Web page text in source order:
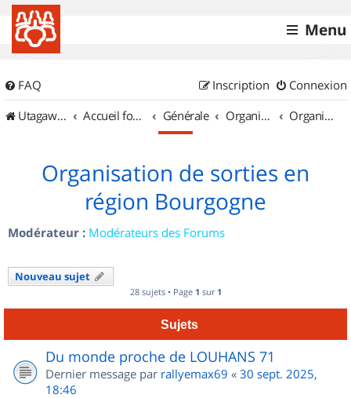
Menu
FAQ Connexion
Inscription
UtagawaVTT (Randos VTT et VTTAE avec traces GPS)
Accueil forum Générale Organisation de sorties & Recherche de partenaires Organisation de sorties en région Bourgogne
Organisation de sorties en
région Bourgogne
Modérateur : Modérateurs des Forums
Nouveau sujet
28 sujets • Page 1 sur 1
Sujets
Du monde proche de LOUHANS 71
Dernier message par rallyemax69 « 30 sept. 2025,
18:46